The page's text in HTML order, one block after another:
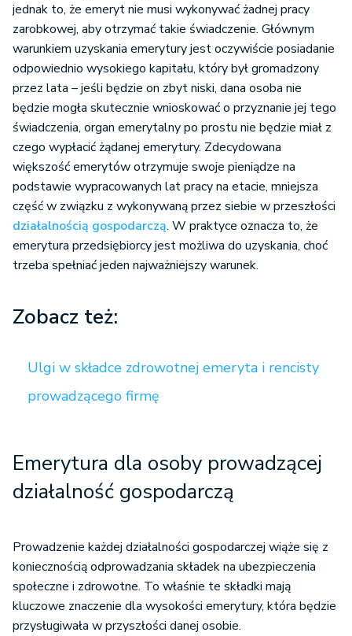
jednak to, że emeryt nie musi wykonywać żadnej pracy
zarobkowej, aby otrzymać takie świadczenie. Głównym
warunkiem uzyskania emerytury jest oczywiście posiadanie
odpowiednio wysokiego kapitału, który był gromadzony
przez lata – jeśli będzie on zbyt niski, dana osoba nie
będzie mogła skutecznie wnioskować o przyznanie jej tego
świadczenia, organ emerytalny po prostu nie będzie miał z
czego wypłacić żądanej emerytury. Zdecydowana
większość emerytów otrzymuje swoje pieniądze na
podstawie wypracowanych lat pracy na etacie, mniejsza
część w związku z wykonywaną przez siebie w przeszłości
działalnością gospodarczą. W praktyce oznacza to, że
emerytura przedsiębiorcy jest możliwa do uzyskania, choć
trzeba spełniać jeden najważniejszy warunek.
Zobacz też:
Ulgi w składce zdrowotnej emeryta i rencisty
prowadzącego firmę
Emerytura dla osoby prowadzącej
działalność gospodarczą
Prowadzenie każdej działalności gospodarczej wiąże się z
koniecznością odprowadzania składek na ubezpieczenia
społeczne i zdrowotne. To właśnie te składki mają
kluczowe znaczenie dla wysokości emerytury, która będzie
przysługiwała w przyszłości danej osobie.